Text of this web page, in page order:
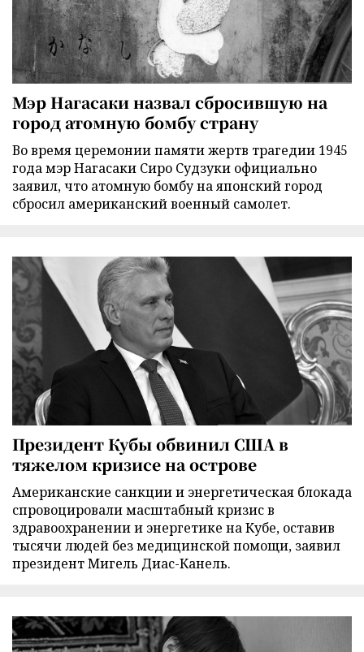
Мэр Нагасаки назвал сбросившую на
город атомную бомбу страну
Во время церемонии памяти жертв трагедии 1945
года мэр Нагасаки Сиро Судзуки официально
заявил, что атомную бомбу на японский город
сбросил американский военный самолет.
Президент Кубы обвинил США в
тяжелом кризисе на острове
Американские санкции и энергетическая блокада
спровоцировали масштабный кризис в
здравоохранении и энергетике на Кубе, оставив
тысячи людей без медицинской помощи, заявил
президент Мигель Диас-Канель.